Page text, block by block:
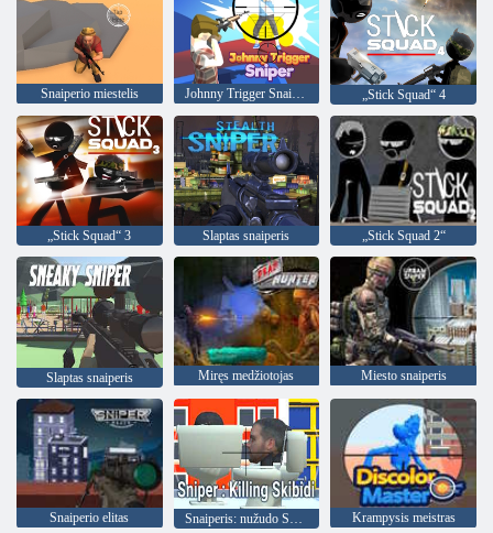
Snaiperio miestelis Johnny Trigger Snaiperis „Stick Squad“ 4
„Stick Squad“ 3 Slaptas snaiperis „Stick Squad 2“
Slaptas snaiperis Miręs medžiotojas Miesto snaiperis
Snaiperio elitas Snaiperis: nužudo Skibidį Krampysis meistras